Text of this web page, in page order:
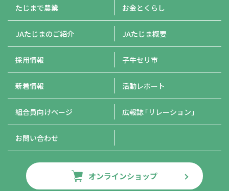
たじまで農業 お金とくらし
JAたじまのご紹介 JAたじま概要
採用情報 子牛セリ市
新着情報 活動レポート
組合員向けページ 広報誌「リレーション」
お問い合わせ
オンラインショップ